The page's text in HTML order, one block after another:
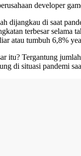
developer
dijangkau di saat
terbesar selama
atau tumbuh 6,8%
itu? Tergantung
di situasi pandemi